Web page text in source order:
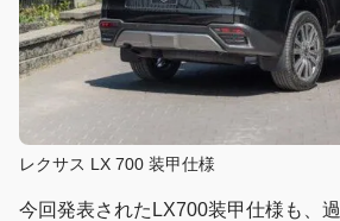
レクサス LX 700 装甲仕様
今回発表されたLX700装甲仕様も、